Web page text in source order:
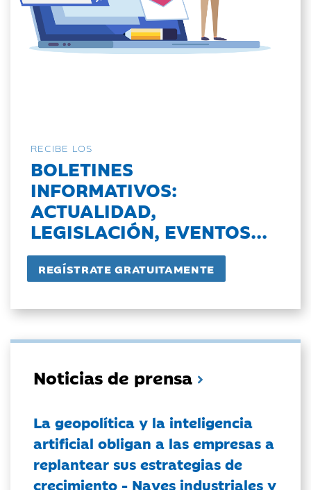
RECIBE LOS
BOLETINES
INFORMATIVOS:
ACTUALIDAD,
LEGISLACIÓN, EVENTOS...
Noticias de prensa
La geopolítica y la inteligencia
artificial obligan a las empresas a
replantear sus estrategias de
crecimiento - Naves industriales y